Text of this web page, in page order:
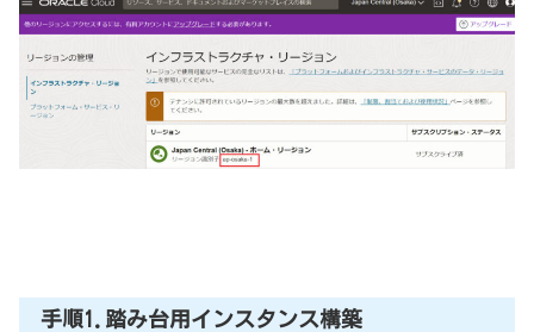
手順1.踏み台用インスタンス構築